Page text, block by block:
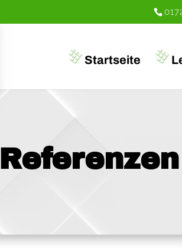
Startseite
Referenzen